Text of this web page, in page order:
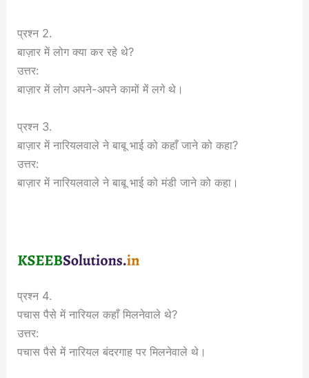
प्रश्न 2.
बाज़ार में लोग क्या कर रहे थे?
उत्तर:
बाज़ार में लोग अपने-अपने कामों में लगे थे।
प्रश्न 3.
बाज़ार में नारियलवाले ने बाबू भाई को कहाँ जाने को कहा?
उत्तर:
बाज़ार में नारियलवाले ने बाबू भाई को मंडी जाने को कहा।
प्रश्न 4.
पचास पैसे में नारियल कहाँ मिलनेवाले थे?
उत्तर:
पचास पैसे में नारियल बंदरगाह पर मिलनेवाले थे।